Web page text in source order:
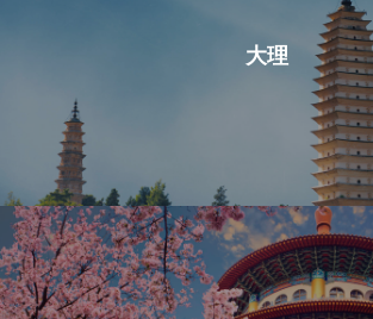
大理